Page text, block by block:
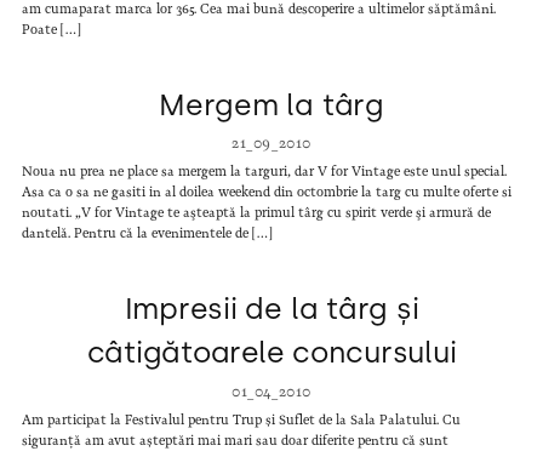
am cumaparat marca lor 365. Cea mai bună descoperire a ultimelor săptămâni.
Poate […]
Mergem la târg
21_09_2010
Noua nu prea ne place sa mergem la targuri, dar V for Vintage este unul special.
Asa ca o sa ne gasiti in al doilea weekend din octombrie la targ cu multe oferte si
noutati. „V for Vintage te aşteaptă la primul târg cu spirit verde şi armură de
dantelă. Pentru că la evenimentele de […]
Impresii de la târg și
câtigătoarele concursului
01_04_2010
Am participat la Festivalul pentru Trup și Suflet de la Sala Palatului. Cu
siguranță am avut așteptări mai mari sau doar diferite pentru că sunt